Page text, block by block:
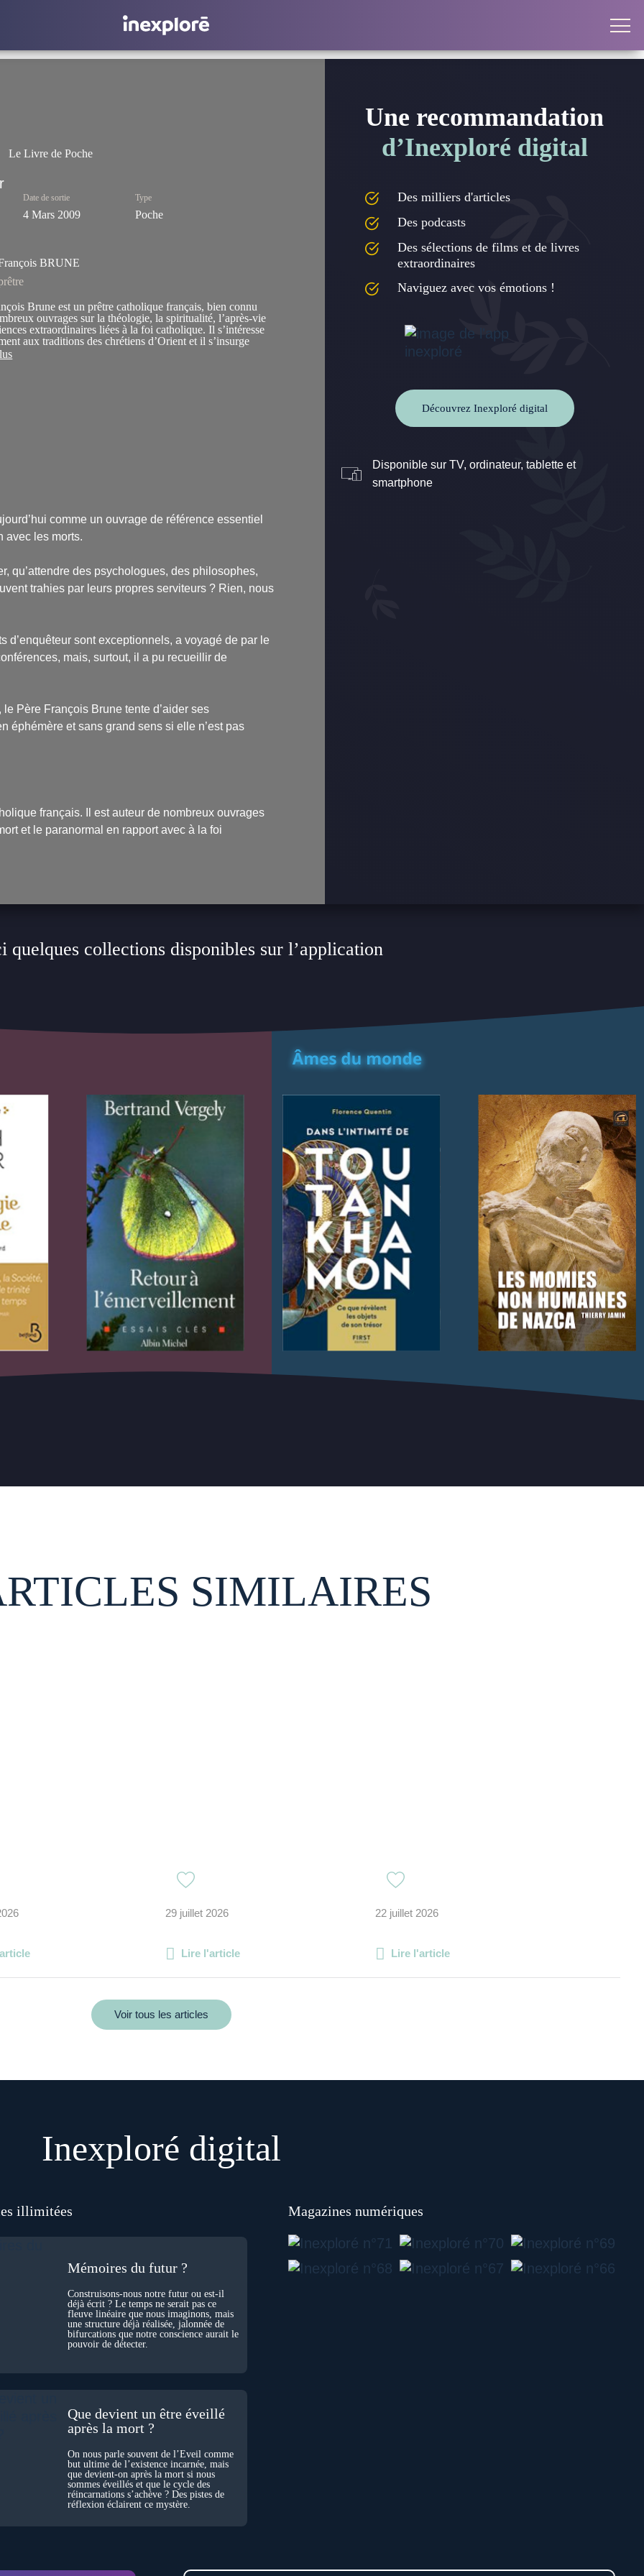
Le Livre de Poche
Date de sortie
4 Mars 2009
Type
Poche
BRUNE
Brune est un prêtre catholique français, bien connu
ouvrages sur la théologie, la spiritualité, l’après-vie
extraordinaires liées à la foi catholique. Il s’intéresse
aux traditions des chrétiens d’Orient et il s’insurge
de tout surnaturel (les miracles) dans la théologie
comme un ouvrage de référence essentiel
avec les morts.
qu’attendre des psychologues, des philosophes,
trahies par leurs propres serviteurs ? Rien, nous
sont exceptionnels, a voyagé de par le
mais, surtout, il a pu recueillir de
Père François Brune tente d’aider ses
éphémère et sans grand sens si elle n’est pas
français. Il est auteur de nombreux ouvrages
et le paranormal en rapport avec à la foi
Une recommandation
d’Inexploré digital
Des milliers d'articles
Des podcasts
Des sélections de films et de livres
extraordinaires
Naviguez avec vos émotions !
Découvrez Inexploré digital
Disponible sur TV, ordinateur, tablette et
smartphone
quelques collections disponibles sur l’application
SIMILAIRES
29 juillet 2026
Lire l'article
22 juillet 2026
Lire l'article
Voir tous les articles
Inexploré digital
illimitées
Mémoires du futur ?
Construisons-nous notre futur ou est-il
déjà écrit ? Le temps ne serait pas ce
fleuve linéaire que nous imaginons, mais
une structure déjà réalisée, jalonnée de
bifurcations que notre conscience aurait le
pouvoir de détecter.
Que devient un être éveillé
après la mort ?
On nous parle souvent de l’Éveil comme
but ultime de l’existence incarnée, mais
que devient-on après la mort si nous
sommes éveillés et que le cycle des
réincarnations s’achève ? Des pistes de
réflexion éclairent ce mystère.
Magazines numériques